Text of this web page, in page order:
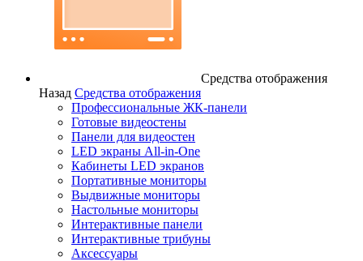
Средства отображения
Назад Средства отображения
Профессиональные ЖК-панели
Готовые видеостены
Панели для видеостен
LED экраны All-in-One
Кабинеты LED экранов
Портативные мониторы
Выдвижные мониторы
Настольные мониторы
Интерактивные панели
Интерактивные трибуны
Аксессуары